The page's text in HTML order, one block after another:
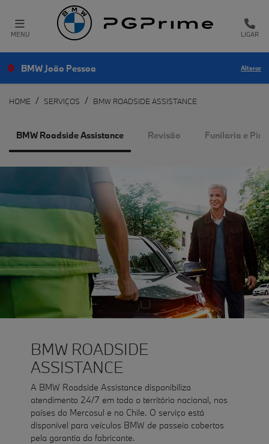
MENU LIGAR
BMW João Pessoa Alterar
HOME SERVIÇOS BMW ROADSIDE ASSISTANCE
Revisão Funilaria e
BMW Roadside Assistance
BMW ROADSIDE
ASSISTANCE
A BMW Roadside Assistance disponibiliza
atendimento 24/7 em todo o território nacional, nos
países do Mercosul e no Chile. O serviço está
disponível para veículos BMW de passeio cobertos
pela garantia do fabricante.